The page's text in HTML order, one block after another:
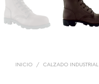
INICIO / CALZADO INDUSTRIAL